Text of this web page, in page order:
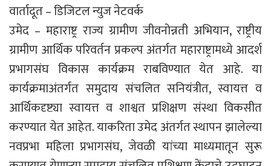
वार्तादूत – डिजिटल न्युज नेटवर्क
उमेद – महाराष्ट्र राज्य ग्रामीण जीवनोन्नती अभियान, राष्ट्रीय
ग्रामीण आर्थिक परिवर्तन प्रकल्प अंतर्गत महाराष्ट्रामध्ये आदर्श
प्रभागसंघ विकास कार्यक्रम राबविण्यात येत आहे. या
कार्यक्रमाअंतर्गत समुदाय संचलित सनियंत्रीत, स्वायत्त व
आर्थिकदृष्ट्या स्वायत्त व शाश्वत प्रशिक्षण संस्था विकसीत
करण्यात येत आहेत. याकरिता उमेद अंतर्गत स्थापन झालेल्या
नवप्रभा महिला प्रभागसंघ, जेवळी यांच्या माध्यमातून सुरू